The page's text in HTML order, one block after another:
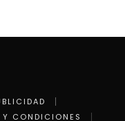
CONDICIONES